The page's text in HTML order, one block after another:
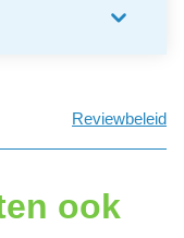
Reviewbeleid
ook